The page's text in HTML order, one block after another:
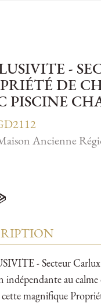
-
DE
PISCINE
Ancienne
- Secteur
indépendante au calme
cette magnifique